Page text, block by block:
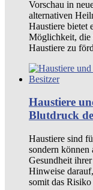
Vorschau in
alternativen
Haustiere bietet
Möglichkeit, die
Haustiere zu
Haustiere
Blutdruck
Haustiere sind
sondern
Gesundheit
Hinweise
somit das